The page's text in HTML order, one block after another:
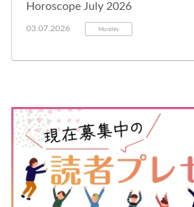
Horoscope July 2026
03.07.2026 Monthly